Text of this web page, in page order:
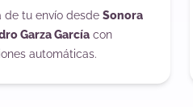
de tu envío desdeSonora
Garza Garcíacon
automáticas.